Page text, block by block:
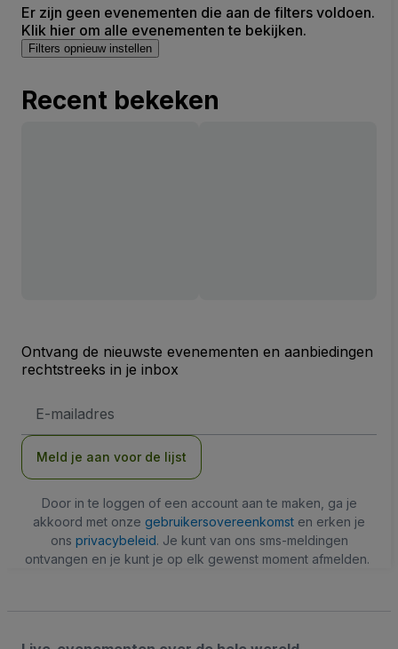
Er zijn geen evenementen die aan de filters voldoen.
Klik hier om alle evenementen te bekijken.
Filters opnieuw instellen
Recent bekeken
Ontvang de nieuwste evenementen en aanbiedingen
rechtstreeks in je inbox
mailadres
Meld je aan voor de lijst
Door in te loggen of een account aan te maken, ga je
akkoord met onze gebruikersovereenkomst en erken je
ons privacybeleid. Je kunt van ons sms-meldingen
ontvangen en je kunt je op elk gewenst moment afmelden.